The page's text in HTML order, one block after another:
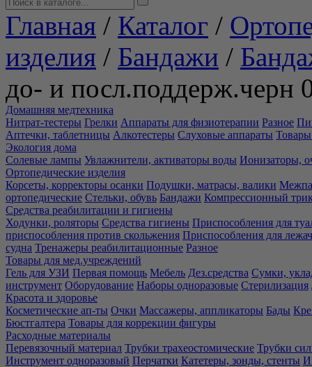
Главная / Каталог /
изделия / Бандажи /
до- и
Домашняя медтехника
Нитрат-тестеры Грелки Аппараты для физиотерапии Разное
Аптечки, таблетницы Алкотестеры Слуховые аппараты Товары
Экология дома
Солевые лампы Увлажнители, активаторы воды Ионизаторы,
Ортопедические изделия
Корсеты, корректоры осанки Подушки, матрасы, валики
ортопедические Стельки, обувь Бандажи Компрессионный
Средства реабилитации и гигиены
Ходунки, роляторы Средства гигиены Приспособления для
приспособления против скольжения Приспособления для
судна Тренажеры реабилитационные Разное
Товары для мед.учреждений
Гель для УЗИ Первая помощь Мебель Дез.средства Сумки,
инструмент Оборудование Наборы одноразовые Стерилизация
Красота и здоровье
Косметические ап-ты Очки Массажеры, аппликаторы Бады
Бюстгалтера Товары для коррекции фигуры
Расходные материалы
Перевязочный материал Трубки трахеостомические Трубки
Инструмент одноразовый Перчатки Катетеры, зонды, стенты